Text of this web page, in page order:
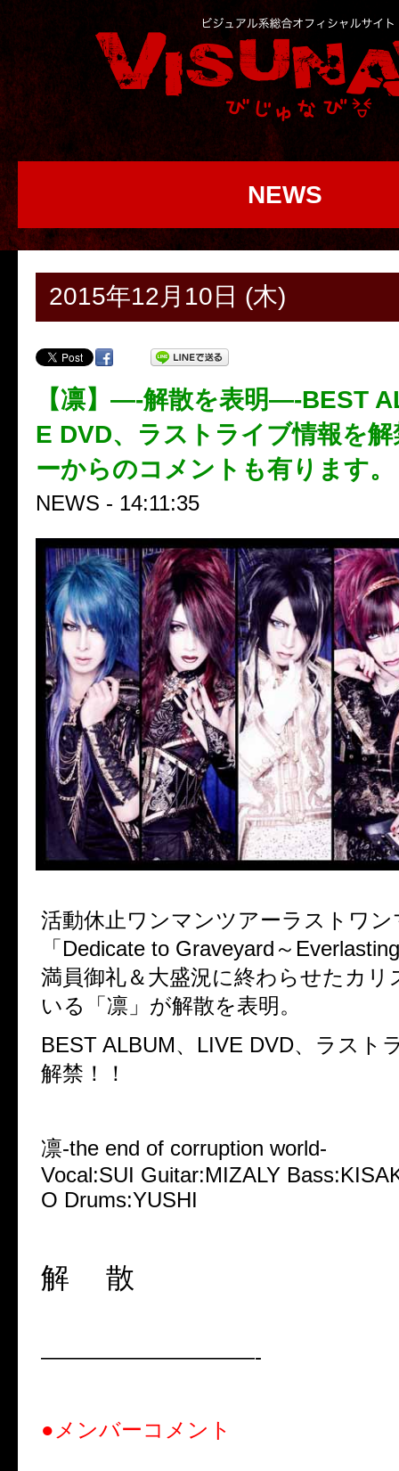
NEWS
2015年12月10日 (木)
【凛】—-解散を表明—-BEST
E DVD、ラストライブ情報を
ーからのコメントも有ります。
NEWS - 14:11:35
活動休止ワンマンツアーラストワ
「Dedicate to Graveyard～
満員御礼＆大盛況に終わらせたカリ
いる「凛」が解散を表明。
BEST ALBUM、LIVE DVD、ラスト
解禁！！
凛-the end of corruption world-
Vocal:SUI Guitar:MIZALY
O Drums:YUSHI
解 散
——————————-
●メンバーコメント